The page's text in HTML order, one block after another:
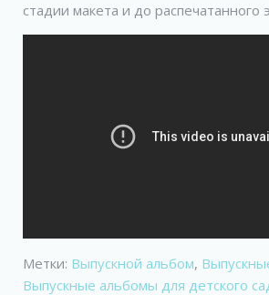
стадии макета и до распечатанного
Метки: Выпускной альбом,
Выпускные альбомы для детского